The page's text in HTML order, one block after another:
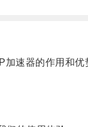
器的作用和优